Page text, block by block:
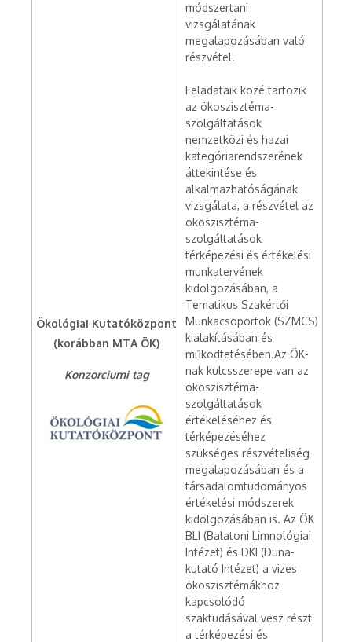
Ökológiai Kutatóközpont
(korábban MTA ÖK)
Konzorciumi tag
módszertani
vizsgálatának
megalapozásában való
részvétel.
Feladataik közé tartozik
az ökoszisztéma-
szolgáltatások
nemzetközi és hazai
kategóriarendszerének
áttekintése és
alkalmazhatóságának
vizsgálata, a részvétel az
ökoszisztéma-
szolgáltatások
térképezési és értékelési
munkatervének
kidolgozásában, a
Tematikus Szakértői
Munkacsoportok (SZMCS)
kialakításában és
működtetésében.Az ÖK-
nak kulcsszerepe van az
ökoszisztéma-
szolgáltatások
értékeléséhez és
térképezéséhez
szükséges részvételiség
megalapozásában és a
társadalomtudományos
értékelési módszerek
kidolgozásában is. Az ÖK
BLI (Balatoni Limnológiai
Intézet) és DKI (Duna-
kutató Intézet) a vizes
ökoszisztémákhoz
kapcsolódó
szaktudásával vesz részt
a térképezési és